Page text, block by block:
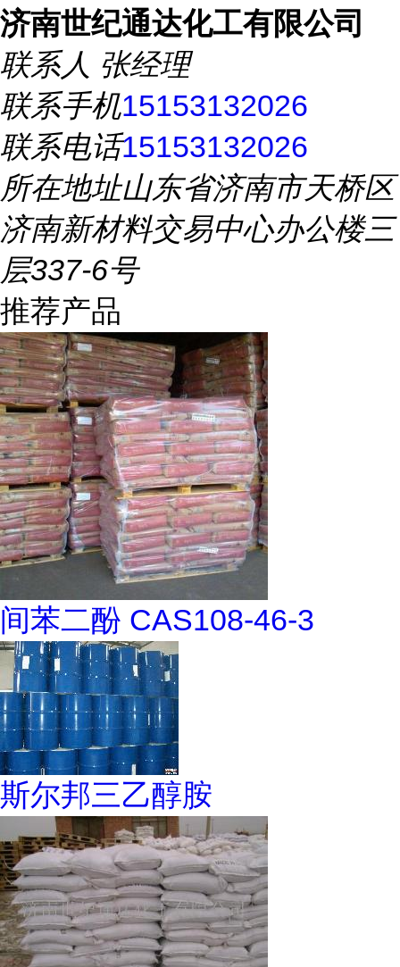
济南世纪通达化工有限公司
联系人 张经理
联系手机15153132026
联系电话15153132026
所在地址山东省济南市天桥区
济南新材料交易中心办公楼三
层337-6号
推荐产品
间苯二酚 CAS108-46-3
斯尔邦三乙醇胺